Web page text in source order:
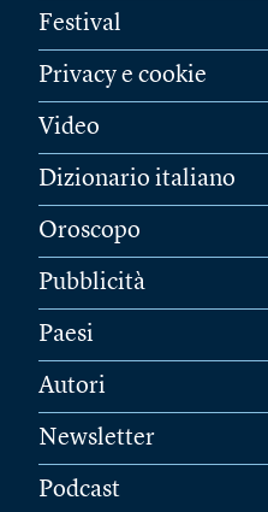
Festival
Privacy e cookie
Video
Dizionario italiano
Oroscopo
Pubblicità
Paesi
Autori
Newsletter
Podcast